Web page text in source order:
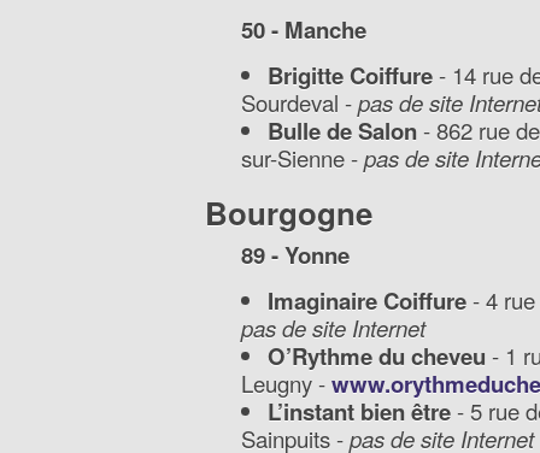
50 - Manche
Brigitte Coiffure- 14 rue
Sourdeval -pas de site
Bulle de Salon- 862 rue
sur-Sienne -pas de site
Bourgogne
89 - Yonne
Imaginaire Coiffure- 4
pas de site Internet
O’Rythme du cheveu - 1
Leugny -
L’instant bien être- 5 rue
Sainpuits -pas de site Internet